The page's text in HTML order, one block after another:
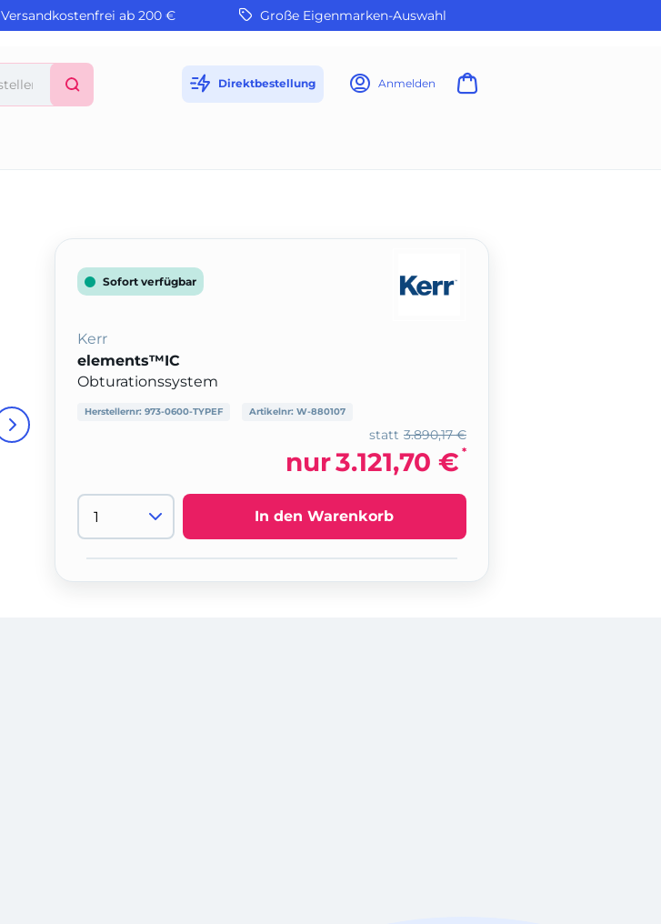
Versandkostenfrei ab 200 € Große Eigenmarken-Auswahl
Direktbestellung Anmelden
Sofort verfügbar
Kerr
elements™IC
Obturationssystem
Herstellernr: 973-0600-TYPEF Artikelnr: W-880107
3.890,17 €
statt
nur3.121,70 € *
In den Warenkorb